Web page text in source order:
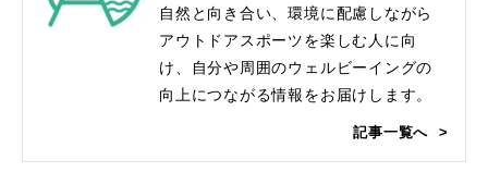
自然と向き合い、環境に配慮しながら
アウトドアスポーツを楽しむ人に向
け、自分や周囲のウェルビーイングの
向上につながる情報をお届けします。
記事一覧へ